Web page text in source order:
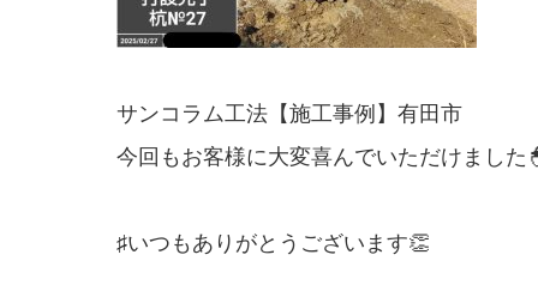
サンコラム工法【施工事例】有田市
今回もお客様に大変喜んでいただけました
♯いつもありがとうございます👏